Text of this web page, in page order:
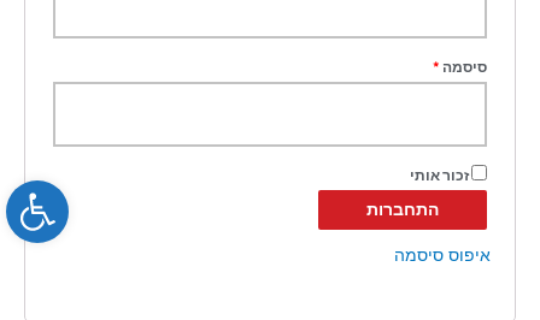
סיסמה *
זכור אותי
התחברות
איפוס סיסמה